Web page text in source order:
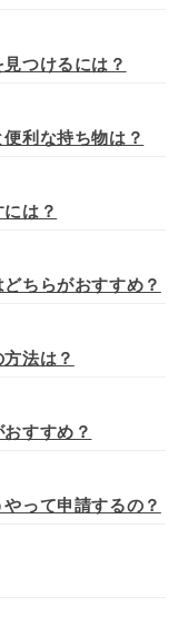
つけるには？
利な持ち物は？
は？
ちらがおすすめ？
法は？
すすめ？
って申請するの？